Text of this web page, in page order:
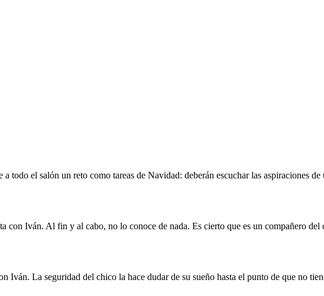
todo el salón un reto como tareas de Navidad: deberán escuchar las aspiraciones
con Iván. Al fin y al cabo, no lo conoce de nada. Es cierto que es un compañero
Iván. La seguridad del chico la hace dudar de su sueño hasta el punto de que no